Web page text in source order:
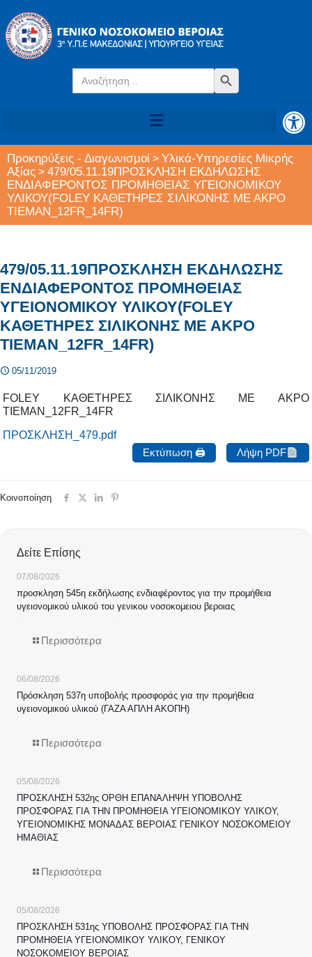
Search
for:
Search Button
Προκηρύξεις - Διαγωνισμοί > Υλικά-Υπηρεσίες Μικρής
Αξίας > 479/05.11.19ΠΡΟΣΚΛΗΣΗ ΕΚΔΗΛΩΣΗΣ
ΕΝΔΙΑΦΕΡΟΝΤΟΣ ΠΡΟΜΗΘΕΙΑΣ ΥΓΕΙΟΝΟΜΙΚΟΥ
ΥΛΙΚΟΥ(FOLEY ΚΑΘΕΤΗΡΕΣ ΣΙΛΙΚΟΝΗΣ ΜΕ ΑΚΡΟ
TIEMAN_12FR_14FR)
479/05.11.19ΠΡΟΣΚΛΗΣΗ ΕΚΔΗΛΩΣΗΣ
ΕΝΔΙΑΦΕΡΟΝΤΟΣ ΠΡΟΜΗΘΕΙΑΣ
ΥΓΕΙΟΝΟΜΙΚΟΥ ΥΛΙΚΟΥ(FOLEY
ΚΑΘΕΤΗΡΕΣ ΣΙΛΙΚΟΝΗΣ ΜΕ ΑΚΡΟ
TIEMAN_12FR_14FR)
05/11/2019
FOLEY ΚΑΘΕΤΗΡΕΣ ΣΙΛΙΚΟΝΗΣ ΜΕ ΑΚΡΟ
TIEMAN_12FR_14FR
ΠΡΟΣΚΛΗΣΗ_479.pdf
Εκτύπωση 🖨
Λήψη PDF
Κοινοποίηση
Δείτε Επίσης
07/08/2026
προσκληση 545η εκδήλωσης ενδιαφέροντος για την προμήθεια
υγειονομικού υλικού του γενικου νοσοκομειου βεροιας
Περισσότερα
06/08/2026
Πρόσκληση 537η υποβολής προσφοράς για την προμήθεια
υγειονομικού υλικού (ΓΑΖΑ ΑΠΛΗ ΑΚΟΠΗ)
Περισσότερα
05/08/2026
ΠΡΟΣΚΛΗΣΗ 532ης ΟΡΘΗ ΕΠΑΝΑΛΗΨΗ ΥΠΟΒΟΛΗΣ
ΠΡΟΣΦΟΡΑΣ ΓΙΑ ΤΗΝ ΠΡΟΜΗΘΕΙΑ ΥΓΕΙΟΝΟΜΙΚΟΥ ΥΛΙΚΟΥ,
ΥΓΕΙΟΝΟΜΙΚΗΣ ΜΟΝΑΔΑΣ ΒΕΡΟΙΑΣ ΓΕΝΙΚΟΥ ΝΟΣΟΚΟΜΕΙΟΥ
ΗΜΑΘΙΑΣ
Περισσότερα
05/08/2026
ΠΡΟΣΚΛΗΣΗ 531ης ΥΠΟΒΟΛΗΣ ΠΡΟΣΦΟΡΑΣ ΓΙΑ ΤΗΝ
ΠΡΟΜΗΘΕΙΑ ΥΓΕΙΟΝΟΜΙΚΟΥ ΥΛΙΚΟΥ, ΓΕΝΙΚΟΥ
ΝΟΣΟΚΟΜΕΙΟΥ ΒΕΡΟΙΑΣ